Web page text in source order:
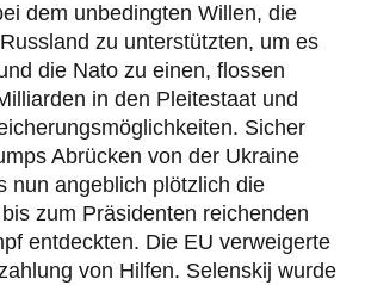
dem unbedingten Willen, die
zu unterstützten, um es
die Nato zu einen, flossen
in den Pleitestaat und
Sicher
Abrücken von der Ukraine
nun angeblich plötzlich die
zum Präsidenten reichenden
entdeckten. Die EU verweigerte
von Hilfen. Selenskij wurde